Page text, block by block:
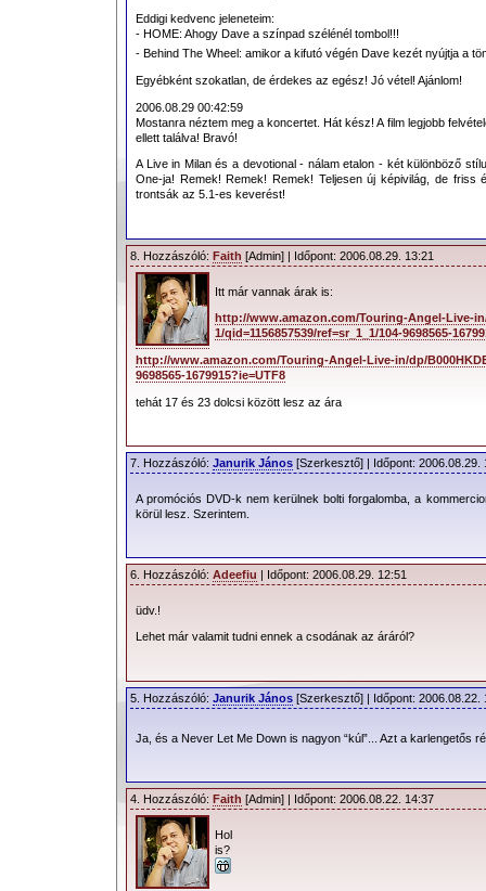
A 3 lemezes csomag tartalmazni
valamint további extrákat a 2 DVD és 1
által rendezett koncertet a Milánói Fila
Eddigi kedvenc jeleneteim:
- HOME: Ahogy Dave a színpad szélénél tombol!!!
- Behind The Wheel: amikor a kifutó végén Dave kezét nyújtja a
Egyébként szokatlan, de érdekes az egész! Jó vétel! Ajánlom!
2006.08.29 00:42:59
Mostanra néztem meg a koncertet. Hát kész! A film legjobb
ellett találva! Bravó!
A Live in Milan és a devotional - nálam etalon - két különböző
One-ja! Remek! Remek! Remek! Teljesen új képivilág, de
trontsák az 5.1-es keverést!
8. Hozzászóló: Faith [Admin] | Időpont: 2006.08.29. 13:21
Itt már vannak árak is:
http://www.amazon.com/Touring-Angel-Live-
1/qid=1156857539/ref=sr_1_1/104-9698565-
http://www.amazon.com/Touring-Angel-Live-in/dp/
9698565-1679915?ie=UTF8
tehát 17 és 23 dolcsi között lesz az ára
7. Hozzászóló: Janurik János [Szerkesztő] | Időpont: 2006.08.29.
A promóciós DVD-k nem kerülnek bolti forgalomba, a
körül lesz. Szerintem.
6. Hozzászóló: Adeefiu | Időpont: 2006.08.29. 12:51
üdv.!
Lehet már valamit tudni ennek a csodának az áráról?
5. Hozzászóló: Janurik János [Szerkesztő] | Időpont: 2006.08.22.
Ja, és a Never Let Me Down is nagyon “kúl”... Azt a karlengetős
4. Hozzászóló: Faith [Admin] | Időpont: 2006.08.22. 14:37
Hol
is?